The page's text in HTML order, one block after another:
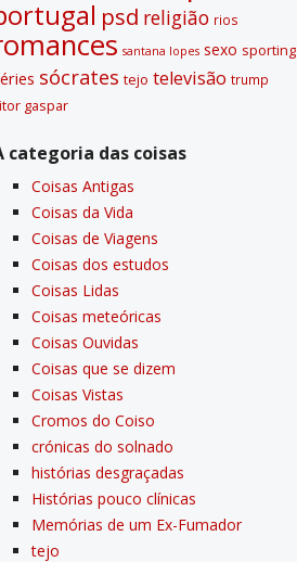
psd religião rios
santana lopes sexo sporting
sócrates tejo televisão trump
gaspar
categoria das coisas
Coisas Antigas
Coisas da Vida
Coisas de Viagens
Coisas dos estudos
Coisas Lidas
Coisas meteóricas
Coisas Ouvidas
Coisas que se dizem
Coisas Vistas
Cromos do Coiso
crónicas do solnado
histórias desgraçadas
Histórias pouco clí­nicas
Memórias de um Ex-Fumador
tejo